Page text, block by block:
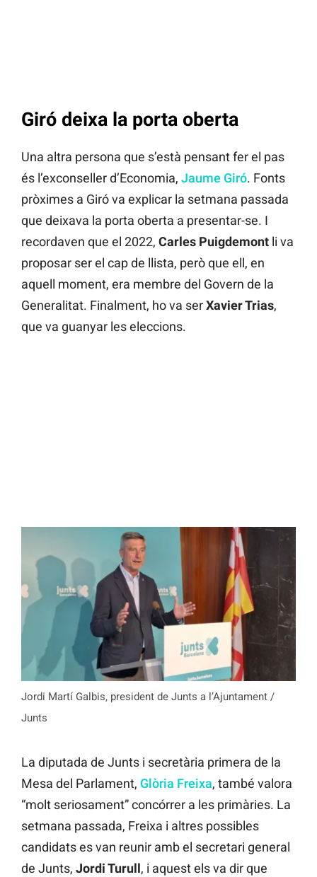
Giró deixa la porta oberta
Una altra persona que s’està pensant fer el pas
és l’exconseller d’Economia, Jaume Giró. Fonts
pròximes a Giró va explicar la setmana passada
que deixava la porta oberta a presentar-se. I
recordaven que el 2022, Carles Puigdemont li va
proposar ser el cap de llista, però que ell, en
aquell moment, era membre del Govern de la
Generalitat. Finalment, ho va serXavier Trias,
que va guanyar les eleccions.
Jordi Martí Galbis, president de Junts a l’Ajuntament /
Junts
La diputada de Junts i secretària primera de la
Mesa del Parlament, Glòria Freixa, també valora
“molt seriosament” concórrer a les primàries. La
setmana passada, Freixa i altres possibles
candidats es van reunir amb el secretari general
de Junts, Jordi Turull, i aquest els va dir que